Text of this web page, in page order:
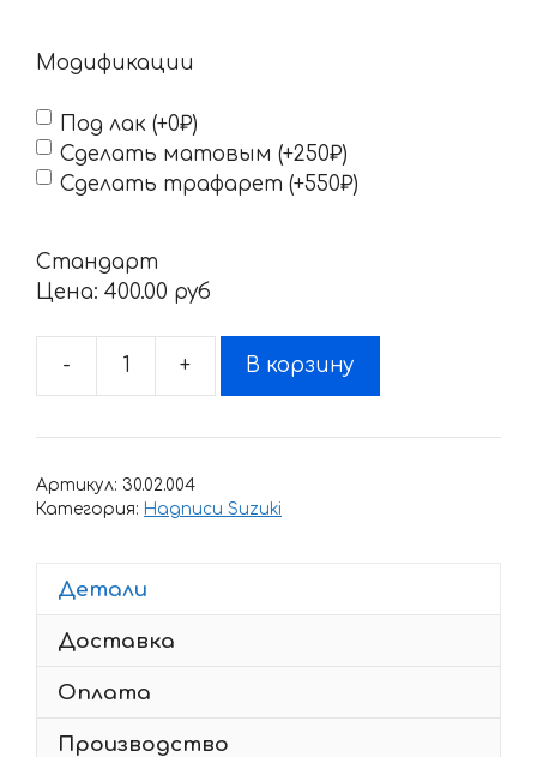
Модификации
Под лак (+0₽)
Сделать матовым (+250₽)
Сделать трафарет (+550₽)
Стандарт
Цена: 400.00 pyб
-
Количество
Наклейка
750-
+ В корзину
Артикул: 30.02.004
Категория: Надписи Suzuki
Детали
Доставка
Оплата
Производство